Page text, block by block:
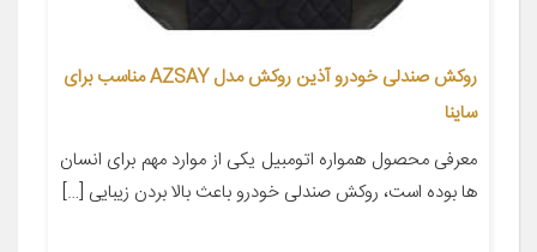
روکش صندلی خودرو آذین روکش مدل AZSAY مناسب برای
ساینا
معرفی محصول همواره اتومبیل یکی از موارد مهم برای انسان
ها بوده است، روکش صندلی خودرو باعث بالا بردن زیبایی […]